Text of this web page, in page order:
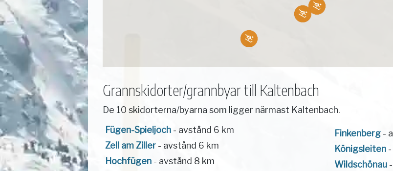
Grannskidorter/grannbyar till Kaltenbach
De 10 skidorterna/byarna som ligger närmast Kaltenbach.
Fügen-Spieljoch - avstånd 6 km
Zell am Ziller - avstånd 6 km
Hochfügen - avstånd 8 km
Finkenberg-
Königsleiten-
Wildschönau-